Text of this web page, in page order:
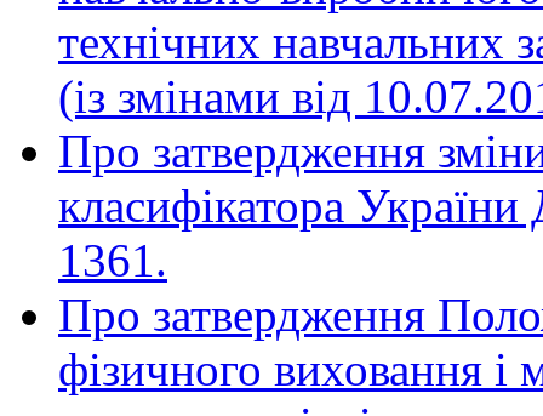
технічних навчальних
(із змінами від
Про затвердження
класифікатора
1361.
Про затвердження
фізичного виховання і